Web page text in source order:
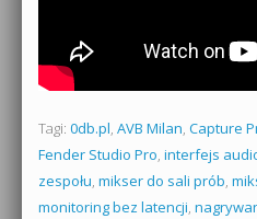
Tagi: 0db.pl, AVB Milan, Capture
Fender Studio Pro, interfejs
zespołu, mikser do sali prób,
monitoring bez latencji,